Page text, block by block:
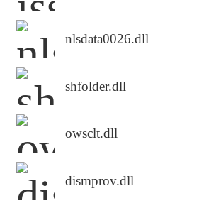
nlsdata0026.dll
shfolder.dll
owsclt.dll
dismprov.dll